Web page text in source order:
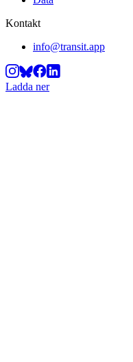
Kontakt
info@transit.app
Ladda ner